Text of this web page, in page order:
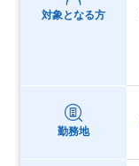
対象となる方
勤務地